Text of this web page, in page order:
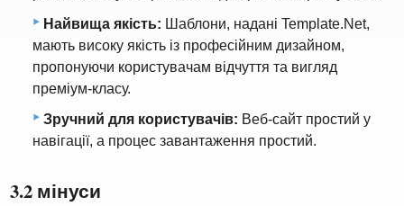
Найвища якість: Шаблони, надані Template.Net,
мають високу якість із професійним дизайном,
пропонуючи користувачам відчуття та вигляд
преміум-класу.
Зручний для користувачів: Веб-сайт простий у
навігації, а процес завантаження простий.
3.2 мінуси